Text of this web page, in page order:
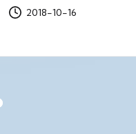
2018-10-16
NEXT